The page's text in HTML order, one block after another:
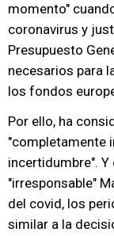
momento"
coronavirus y
Presupuesto
necesarios para
los fondos
Por ello, ha
"completamente
incertidumbre".
"irresponsable"
del covid, los
similar a la